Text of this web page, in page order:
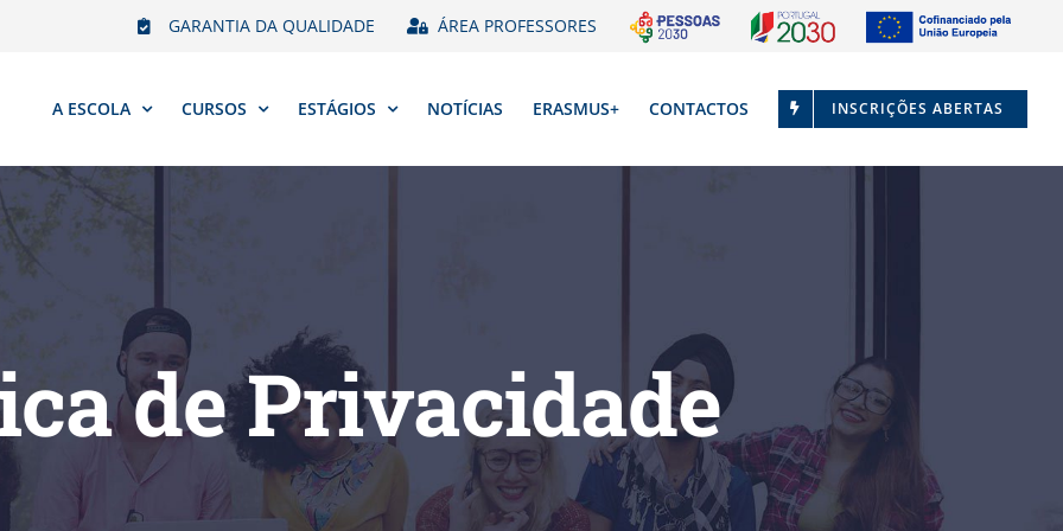
GARANTIA DA QUALIDADE ÁREA PROFESSORES
A ESCOLA CURSOS ESTÁGIOS NOTÍCIAS ERASMUS+ CONTACTOS INSCRIÇÕES ABERTAS
de Privacidade